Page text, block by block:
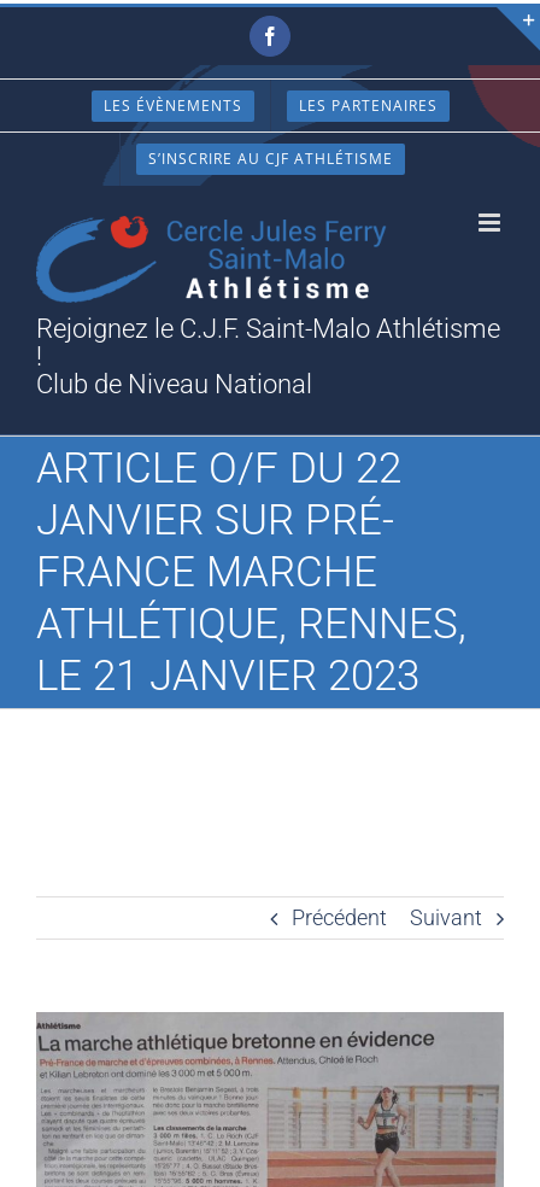
Passer
contenu
Facebook
LES ÉVÈNEMENTS LES PARTENAIRES
S’INSCRIRE AU CJF ATHLÉTISME
Rejoignez le C.J.F. Saint-Malo Athlétisme
!
Club de Niveau National
ARTICLE O/F DU 22
JANVIER SUR PRÉ-
FRANCE MARCHE
ATHLÉTIQUE, RENNES,
LE 21 JANVIER 2023
Précédent Suivant